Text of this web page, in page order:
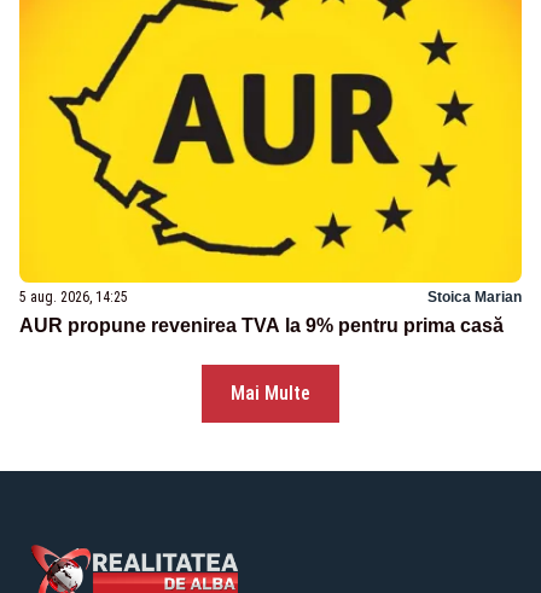
5 aug. 2026, 14:25 Stoica Marian
AUR propune revenirea TVA la 9% pentru prima casă
Mai Multe